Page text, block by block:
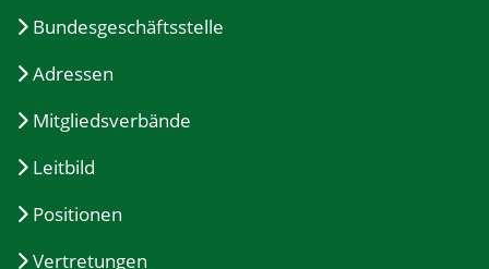
Bundesgeschäftsstelle
Adressen
Mitgliedsverbände
Leitbild
Positionen
Vertretungen